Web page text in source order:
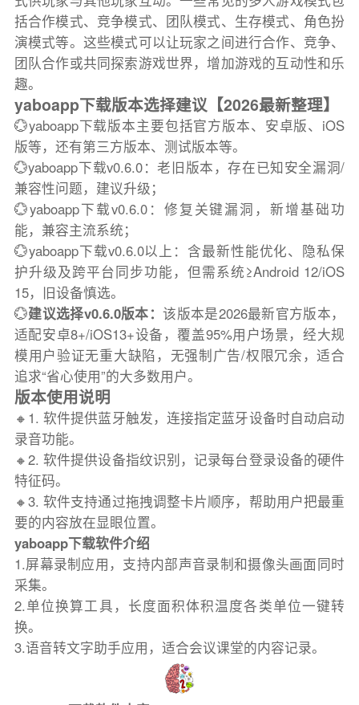
括合作模式、竞争模式、团队模式、生存模式、角色扮
演模式等。这些模式可以让玩家之间进行合作、竞争、
团队合作或共同探索游戏世界，增加游戏的互动性和乐
趣。
yaboapp下载版本选择建议【2026最新整理】
💮yaboapp下载版本主要包括官方版本、安卓版、iOS
版等，还有第三方版本、测试版本等。
💮yaboapp下载v0.6.0：老旧版本，存在已知安全漏洞/
兼容性问题，建议升级；
💮yaboapp下载v0.6.0：修复关键漏洞，新增基础功
能，兼容主流系统；
💮yaboapp下载v0.6.0以上：含最新性能优化、隐私保
护升级及跨平台同步功能，但需系统≥Android 12/iOS
15，旧设备慎选。
💮建议选择v0.6.0版本：该版本是2026最新官方版本，
适配安卓8+/iOS13+设备，覆盖95%用户场景，经大规
模用户验证无重大缺陷，无强制广告/权限冗余，适合
追求“省心使用”的大多数用户。
版本使用说明
🔸1. 软件提供蓝牙触发，连接指定蓝牙设备时自动启动
录音功能。
🔸2. 软件提供设备指纹识别，记录每台登录设备的硬件
特征码。
🔸3. 软件支持通过拖拽调整卡片顺序，帮助用户把最重
要的内容放在显眼位置。
yaboapp下载软件介绍
1.屏幕录制应用，支持内部声音录制和摄像头画面同时
采集。
2.单位换算工具，长度面积体积温度各类单位一键转
换。
3.语音转文字助手应用，适合会议课堂的内容记录。